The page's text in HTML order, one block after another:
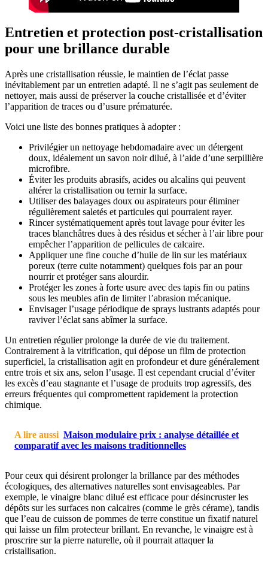
Entretien et protection post-cristallisation
pour une brillance durable
Après une cristallisation réussie, le maintien de l’éclat passe
inévitablement par un entretien adapté. Il ne s’agit pas seulement de
nettoyer, mais aussi de préserver la couche cristallisée et d’éviter
l’apparition de traces ou d’usure prématurée.
Voici une liste des bonnes pratiques à adopter :
Privilégier un nettoyage hebdomadaire avec un détergent
doux, idéalement un savon noir dilué, à l’aide d’une serpillière
microfibre.
Éviter les produits abrasifs, acides ou alcalins qui peuvent
altérer la cristallisation ou ternir la surface.
Utiliser des balayages doux ou aspirateurs pour éliminer
régulièrement saletés et particules qui pourraient rayer.
Rincer systématiquement après tout lavage pour éviter les
traces blanchâtres dues à des résidus et sécher à l’air libre pour
empêcher l’apparition de pellicules de calcaire.
Appliquer une fine couche d’huile de lin sur les matériaux
poreux (terre cuite notamment) quelques fois par an pour
nourrir et protéger sans alourdir.
Protéger les zones à forte usure avec des tapis fin ou patins
sous les meubles afin de limiter l’abrasion mécanique.
Envisager l’usage périodique de sprays lustrants adaptés pour
raviver l’éclat sans abîmer la surface.
Un entretien régulier prolonge la durée de vie du traitement.
Contrairement à la vitrification, qui dépose un film de protection
superficiel, la cristallisation agit en profondeur et dure généralement
entre trois et six ans, selon l’usage. Il est cependant crucial d’éviter
les excès d’eau stagnante et l’usage de produits trop agressifs, des
erreurs fréquentes qui compromettent rapidement la protection
chimique.
A lire aussi Maison modulaire prix : analyse détaillée et
comparatif avec les maisons traditionnelles
Pour ceux qui désirent prolonger la brillance par des méthodes
écologiques, des alternatives naturelles sont envisageables. Par
exemple, le vinaigre blanc dilué est efficace pour désincruster les
dépôts sur les surfaces non calcaires (comme le grès cérame), tandis
que l’eau de cuisson de pommes de terre constitue un fixatif naturel
qui laisse un film protecteur brillant. En revanche, le vinaigre est à
proscrire sur la pierre naturelle, où il pourrait attaquer la
cristallisation.